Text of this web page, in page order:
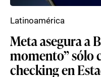
Meta asegura a
momento” sólo
checking en
Latinoamérica